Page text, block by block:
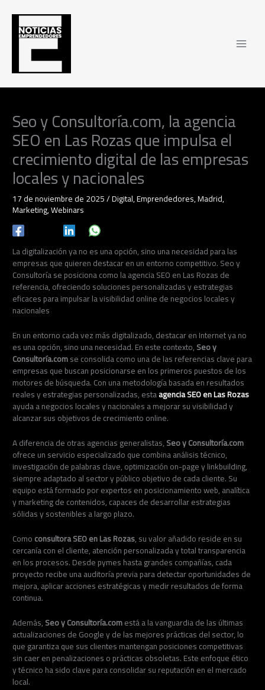
contenido
Seo y Consultoría.com, la agencia
SEO en Las Rozas que impulsa el
crecimiento digital de las empresas
locales y nacionales
17 de noviembre de 2025/Digital,Emprendedores,Madrid,
Marketing,Webinars
La digitalización ya no es una opción, sino una necesidad para las
empresas que quieren destacar en un entorno competitivo. Seo y
Consultoría se posiciona como la agencia SEO en Las Rozas de
referencia, ofreciendo soluciones personalizadas y estrategias
eficaces para impulsar la visibilidad online de negocios locales y
nacionales
En un entorno cada vez más digitalizado, destacar en Internet ya no
es una opción, sino una necesidad. En este contexto,Seo y
Consultoría.comse consolida como una de las referencias clave para
empresas que buscan posicionarse en los primeros puestos de los
motores de búsqueda. Con una metodología basada en resultados
reales y estrategias personalizadas, estaagencia SEO en Las Rozas
ayuda a negocios locales y nacionales a mejorar su visibilidad y
alcanzar sus objetivos de crecimiento online.
A diferencia de otras agencias generalistas,Seo y Consultoría.com
ofrece un servicio especializado que combina análisis técnico,
investigación de palabras clave, optimización on-page y linkbuilding,
siempre adaptado al sector y público objetivo de cada cliente. Su
equipo está formado por expertos en posicionamiento web, analítica
y marketing de contenidos, capaces de desarrollar estrategias
sólidas y sostenibles a largo plazo.
Comoconsultora SEO en Las Rozas, su valor añadido reside en su
cercanía con el cliente, atención personalizada y total transparencia
en los procesos. Desde pymes hasta grandes compañías, cada
proyecto recibe una auditoría previa para detectar oportunidades de
mejora, aplicar acciones estratégicas y medir resultados de forma
continua.
Además,Seo y Consultoría.comestá a la vanguardia de las últimas
actualizaciones de Google y de las mejores prácticas del sector, lo
que garantiza que sus clientes mantengan posiciones competitivas
sin caer en penalizaciones o prácticas obsoletas. Este enfoque ético
y técnico ha sido clave para consolidar su reputación en el mercado
local.